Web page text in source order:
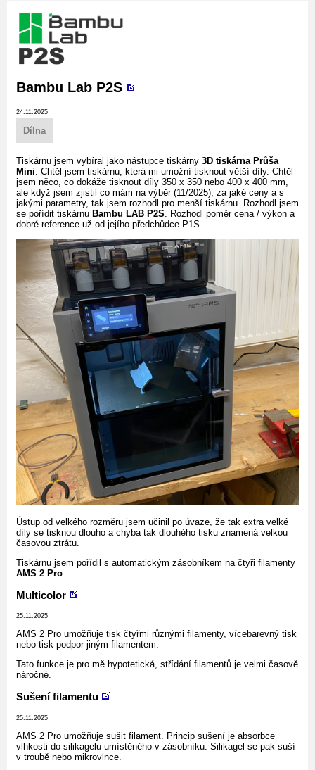
Bambu Lab P2S
24.11.2025
Dílna
Tiskárnu jsem vybíral jako nástupce tiskárny 3D tiskárna Průša
Mini . Chtěl jsem tiskárnu, která mi umožní tisknout větší díly. Chtěl
jsem něco, co dokáže tisknout díly 350 x 350 nebo 400 x 400 mm,
ale když jsem zjistil co mám na výběr (11/2025), za jaké ceny a s
jakými parametry, tak jsem rozhodl pro menší tiskárnu. Rozhodl jsem
se pořídit tiskárnu Bambu LAB P2S . Rozhodl poměr cena / výkon a
dobré reference už od jejího předchůdce P1S.
Ústup od velkého rozměru jsem učinil po úvaze, že tak extra velké
díly se tisknou dlouho a chyba tak dlouhého tisku znamená velkou
časovou ztrátu.
Tiskárnu jsem pořídil s automatickým zásobníkem na čtyři filamenty
AMS 2 Pro
Multicolor
25.11.2025
AMS 2 Pro umožňuje tisk čtyřmi různými filamenty, vícebarevný tisk
nebo tisk podpor jiným filamentem.
Tato funkce je pro mě hypotetická, střídání filamentů je velmi časově
náročné.
Sušení filamentu
25.11.2025
AMS 2 Pro umožňuje sušit filament. Princip sušení je absorbce
vlhkosti do silikagelu umístěného v zásobníku. Silikagel se pak suší
v troubě nebo mikrovlnce.